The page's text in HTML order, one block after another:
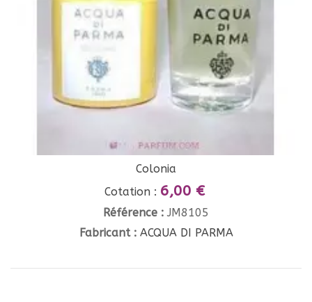
Colonia
Cotation : 6,00 €
Référence : JM8105
Fabricant : ACQUA DI PARMA